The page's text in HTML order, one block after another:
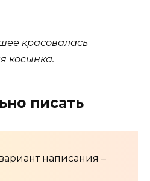
красовалась
косынка.
писать
написания –